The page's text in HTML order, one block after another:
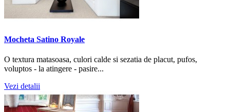
Mocheta Satino Royale
O textura matasoasa, culori calde si sezatia de placut, pufos,
voluptos - la atingere - pasire...
Vezi detalii